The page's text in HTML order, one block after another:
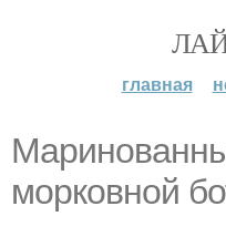
главная
морковной